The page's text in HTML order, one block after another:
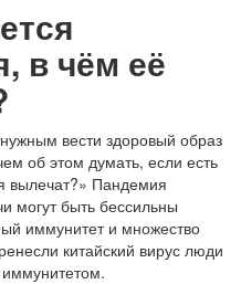
в чём её
вести здоровый образ
об этом думать, если есть
вылечат?» Пандемия
могут быть бессильны
иммунитет и множество
китайский вирус люди